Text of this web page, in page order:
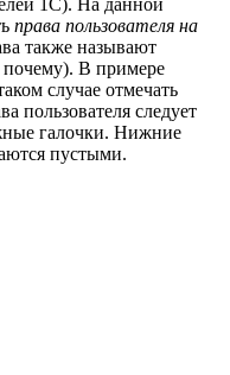
1С). На данной
права пользователя на
также называют
почему). В примере
случае отмечать
пользователя следует
галочки. Нижние
пустыми.